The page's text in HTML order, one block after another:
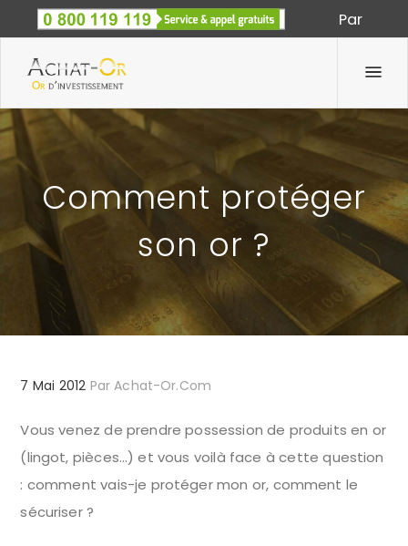
Par
Spécialiste des métaux précieux depuis 1933
Comment protéger
son or ?
7 Mai 2012 ParAchat-Or.com
Vous venez de prendre possession de produits en or
(lingot, pièces…) et vous voilà face à cette question
: comment vais-je protéger mon or, comment le
sécuriser ?